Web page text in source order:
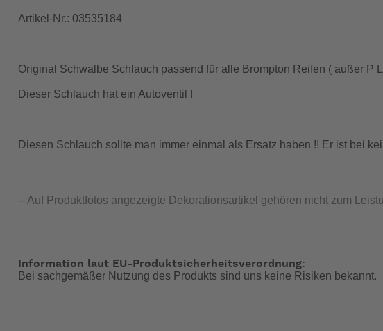
Artikel-Nr.: 03535184
Original Schwalbe Schlauch passend für alle Brompton Reifen ( außer P
Dieser Schlauch hat ein Autoventil !
Diesen Schlauch sollte man immer einmal als Ersatz haben !! Er ist bei
-- Auf Produktfotos angezeigte Dekorationsartikel gehören nicht zum
Information laut EU-Produktsicherheitsverordnung:
Bei sachgemäßer Nutzung des Produkts sind uns keine Risiken bekannt.